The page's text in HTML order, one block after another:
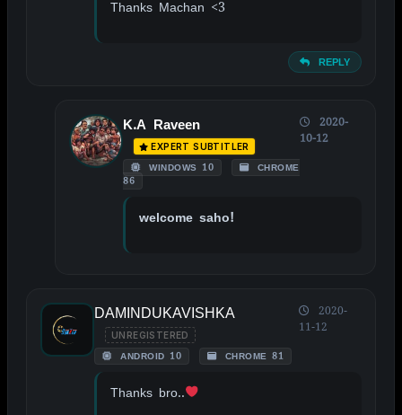
Thanks Machan <3
REPLY
K.A Raveen
EXPERT SUBTITLER
WINDOWS 10
CHROME
86
2020-
10-12
welcome saho!
DAMINDUKAVISHKA
UNREGISTERED
ANDROID 10 CHROME 81
2020-
11-12
Thanks bro..